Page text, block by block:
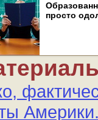
просто